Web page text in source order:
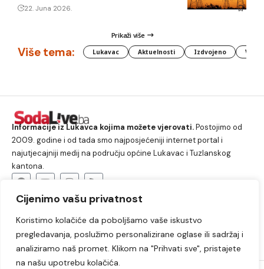
Cijenimo vašu privatnost
Koristimo kolačiće da poboljšamo vaše iskustvo
pregledavanja, poslužimo personalizirane oglase ili sadržaj i
analiziramo naš promet. Klikom na "Prihvati sve", pristajete
na našu upotrebu kolačića.
22. Juna 2026.
Prikaži više
Više tema: Lukavac Aktuelnosti Izdvojeno
Informacije iz Lukavca kojima možete vjerovati.Postojimo od
2009. godine i od tada smo najposjećeniji internet portal i
najutjecajniji medij na području općine Lukavac i Tuzlanskog
kantona.
Lukavac Društvo Crna hronika
Sport
Kultura
Kolumne Slobodno vrijeme